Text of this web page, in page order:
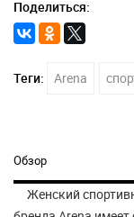
Поделиться:
Теги: Arena
Обзор
Женский